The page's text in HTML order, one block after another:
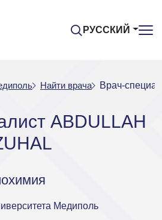
РУССКИЙ
Найти врача Врач-
ABDULLAH
Медиполь